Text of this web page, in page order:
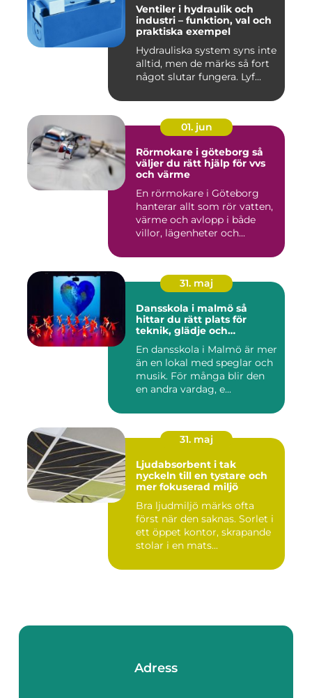
Ventiler i hydraulik och
industri – funktion, val och
praktiska exempel
Hydrauliska system syns inte
alltid, men de märks så fort
något slutar fungera. Lyf...
01. jun
Rörmokare i göteborg så
väljer du rätt hjälp för vvs
och värme
En rörmokare i Göteborg
hanterar allt som rör vatten,
värme och avlopp i både
villor, lägenheter och...
31. maj
Dansskola i malmö så
hittar du rätt plats för
teknik, glädje och
En dansskola i Malmö är mer
än en lokal med speglar och
musik. För många blir den
en andra vardag, e...
31. maj
Ljudabsorbent i tak
nyckeln till en tystare och
mer fokuserad miljö
Bra ljudmiljö märks ofta
först när den saknas. Sorlet i
ett öppet kontor, skrapande
stolar i en mats...
Adress